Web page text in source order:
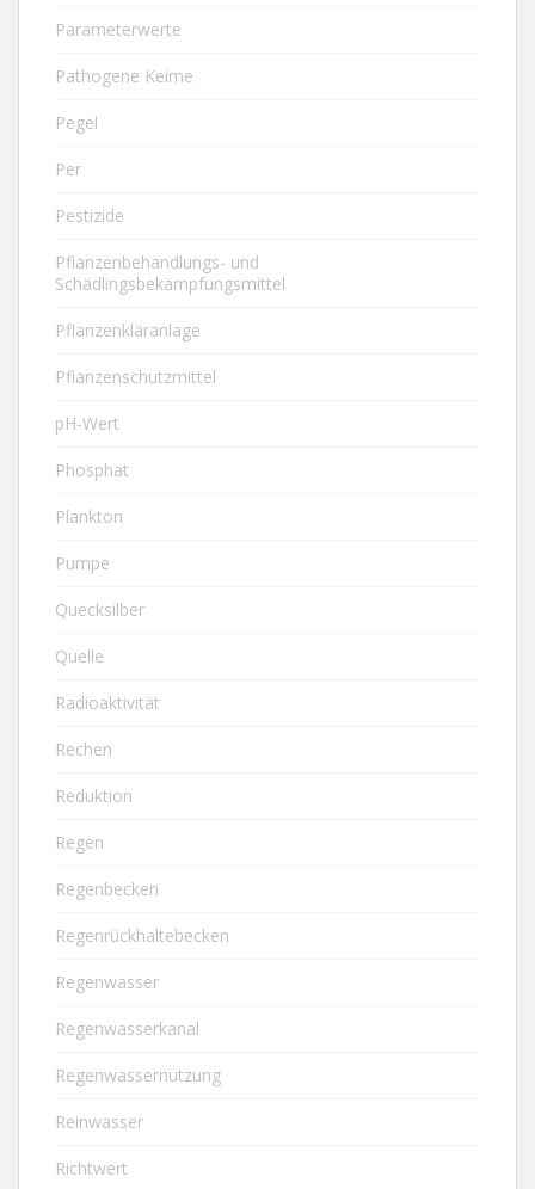
Parameterwerte
Pathogene Keime
Pegel
Per
Pestizide
Pflanzenbehandlungs- und
Schädlingsbekämpfungsmittel
Pflanzenkläranlage
Pflanzenschutzmittel
pH-Wert
Phosphat
Plankton
Pumpe
Quecksilber
Quelle
Radioaktivität
Rechen
Reduktion
Regen
Regenbecken
Regenrückhaltebecken
Regenwasser
Regenwasserkanal
Regenwassernutzung
Reinwasser
Richtwert